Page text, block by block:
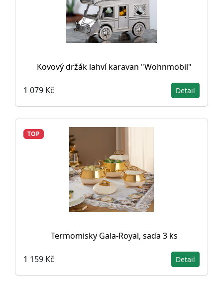
Kovový držák lahví karavan "Wohnmobil"
1 079 Kč Detail
TOP
Termomisky Gala-Royal, sada 3 ks
1 159 Kč Detail